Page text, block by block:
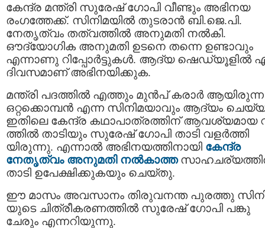
കേന്ദ്ര മന്ത്രി സുരേഷ് ഗോപി വീണ്ടും അഭിനയ
രംഗത്തേക്ക്. സിനിമയിൽ തുടരാൻ ബി.ജെ.പി.
നേതൃത്വം തത്വത്തിൽ അനുമതി നൽകി.
ഔദ്യോഗിക അനുമതി ഉടനെ തന്നെ ഉണ്ടാവും
എന്നാണു റിപ്പോർട്ടുകൾ. ആദ്യ ഷെഡ്യൂളിൽ
ദിവസമാണ് അഭിനയിക്കുക.
മന്ത്രി പദത്തിൽ എത്തും മുൻപ് കരാർ ആയിരുന്ന
ഒറ്റക്കൊമ്പൻ എന്ന സിനിമയാവും ആദ്യം
ഇതിലെ കേന്ദ്ര കഥാപാത്രത്തിന് ആവശ്യമായ
ത്തിൽ താടിയും സുരേഷ് ഗോപി താടി വളർത്തി
യിരുന്നു. എന്നാൽ അഭിനയത്തിനായി കേന്ദ്ര
നേതൃത്വം അനുമതി നൽകാത്ത
താടി ഉപേക്ഷിക്കുകയും ചെയ്തു.
ഈ മാസം അവസാനം തിരുവനന്ത പുരത്തു
യുടെ ചിത്രീകരണത്തിൽ സുരേഷ് ഗോപി പങ്കു
ചേരും എന്നറിയുന്നു.